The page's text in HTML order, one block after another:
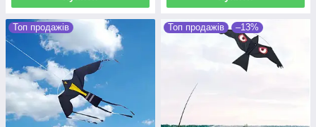
Топ продажів Топ продажів –13%